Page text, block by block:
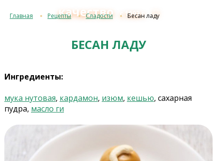
качество
с 1993 г. ≡
Главная Рецепты Сладости Бесан ладу
БЕСАН ЛАДУ
Ингредиенты:
мука нутовая, кардамон, изюм, кешью, сахарная
пудра, масло ги